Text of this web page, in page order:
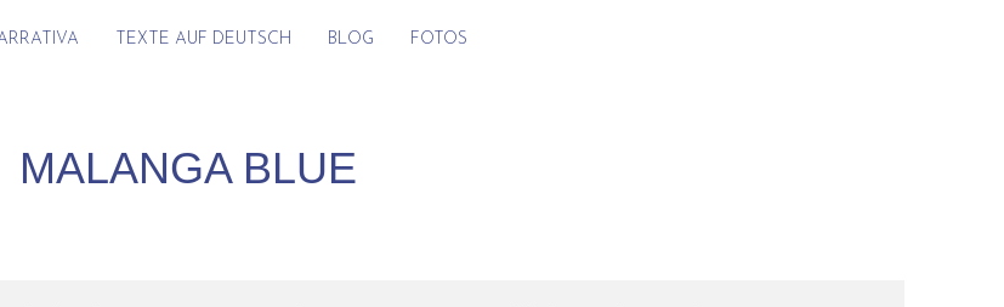
TEXTE AUF DEUTSCH BLOG FOTOS
MALANGA BLUE